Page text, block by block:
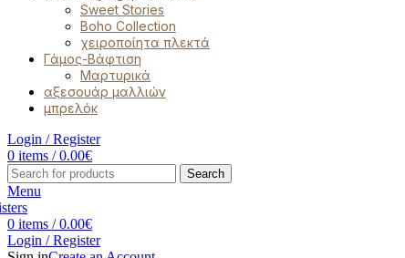
Sweet Stories
Boho Collection
χειροποίητα πλεκτά
Γάμος-Βάφτιση
Μαρτυρικά
αξεσουάρ μαλλιών
μπρελόκ
Login / Register
0 items / 0.00€
Search
Menu
0 items / 0.00€
Login / Register